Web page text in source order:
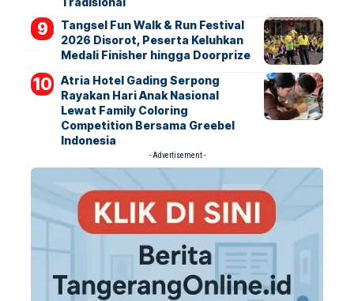
Tangsel Fun Walk & Run Festival
2026 Disorot, Peserta Keluhkan
Medali Finisher hingga Doorprize
Atria Hotel Gading Serpong
Rayakan Hari Anak Nasional
Lewat Family Coloring
Competition Bersama Greebel
Indonesia
- Advertisement -